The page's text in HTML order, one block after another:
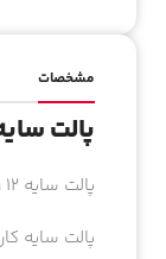
مشخصات
پالت سایه 12 رنگ
پالت سایه 12 رنگ شیگلم مدل BURGUNDY
پالت سایه